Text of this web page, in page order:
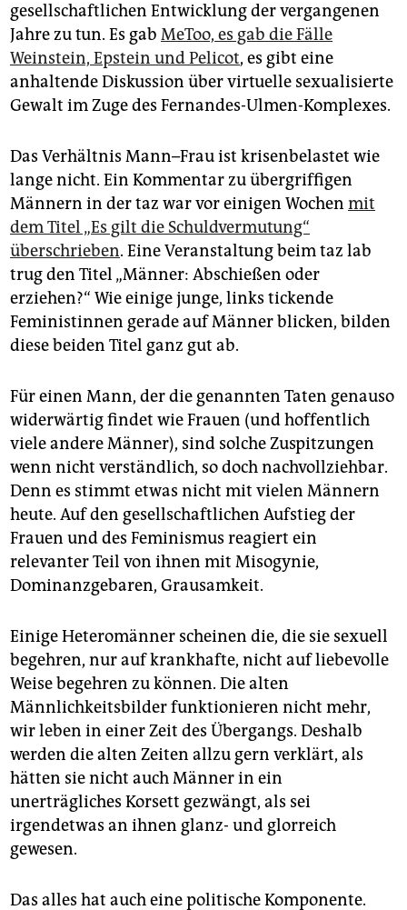
gesellschaftlichen Entwicklung der vergangenen
Jahre zu tun. Es gab MeToo, es gab die Fälle
Weinstein, Epstein und Pelicot, es gibt eine
anhaltende Diskussion über virtuelle sexualisierte
Gewalt im Zuge des Fernandes-Ulmen-Komplexes.
Das Verhältnis Mann–Frau ist krisenbelastet wie
lange nicht. Ein Kommentar zu übergriffigen
Männern in der taz war vor einigen Wochen mit
dem Titel „Es gilt die Schuldvermutung“
überschrieben. Eine Veranstaltung beim taz lab
trug den Titel „Männer: Abschießen oder
erziehen?“ Wie einige junge, links tickende
Feministinnen gerade auf Männer blicken, bilden
diese beiden Titel ganz gut ab.
Für einen Mann, der die genannten Taten genauso
widerwärtig findet wie Frauen (und hoffentlich
viele andere Männer), sind solche Zuspitzungen
wenn nicht verständlich, so doch nachvollziehbar.
Denn es stimmt etwas nicht mit vielen Männern
heute. Auf den gesellschaftlichen Aufstieg der
Frauen und des Feminismus reagiert ein
relevanter Teil von ihnen mit Misogynie,
Dominanzgebaren, Grausamkeit.
Einige Heteromänner scheinen die, die sie sexuell
begehren, nur auf krankhafte, nicht auf liebevolle
Weise begehren zu können. Die alten
Männlichkeitsbilder funktionieren nicht mehr,
wir leben in einer Zeit des Übergangs. Deshalb
werden die alten Zeiten allzu gern verklärt, als
hätten sie nicht auch Männer in ein
unerträgliches Korsett gezwängt, als sei
irgendetwas an ihnen glanz- und glorreich
gewesen.
Das alles hat auch eine politische Komponente.